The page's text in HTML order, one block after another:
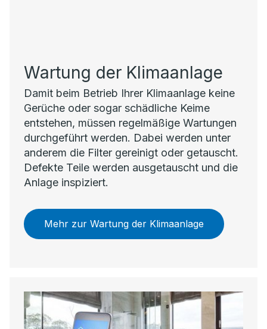
Wartung der Klimaanlage
Damit beim Betrieb Ihrer Klimaanlage keine
Gerüche oder sogar schädliche Keime
entstehen, müssen regelmäßige Wartungen
durchgeführt werden. Dabei werden unter
anderem die Filter gereinigt oder getauscht.
Defekte Teile werden ausgetauscht und die
Anlage inspiziert.
Mehr zur Wartung der Klimaanlage